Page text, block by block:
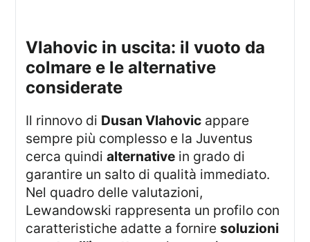
Vlahovic in uscita: il vuoto da
colmare e le alternative
considerate
Il rinnovo di Dusan Vlahovic appare
sempre più complesso e la Juventus
cerca quindialternative in grado di
garantire un salto di qualità immediato.
Nel quadro delle valutazioni,
Lewandowski rappresenta un profilo con
caratteristiche adatte a forniresoluzioni